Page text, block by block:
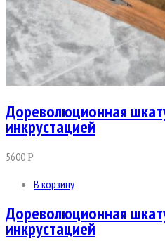
Дореволюционная
инкрустацией
5600Р
В корзину
Дореволюционная
инкрустацией